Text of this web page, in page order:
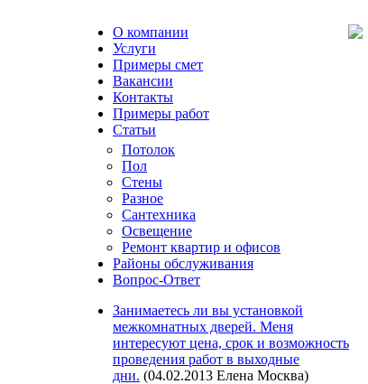
О компании
Услуги
Примеры смет
Вакансии
Контакты
Примеры работ
Статьи
Потолок
Пол
Стены
Разное
Сантехника
Освещение
Ремонт квартир и офисов
Районы обслуживания
Вопрос-Ответ
Занимаетесь ли вы установкой
межкомнатных дверей. Меня
интересуют цена, срок и возможность
проведения работ в выходные
дни. (04.02.2013 Елена Москва)